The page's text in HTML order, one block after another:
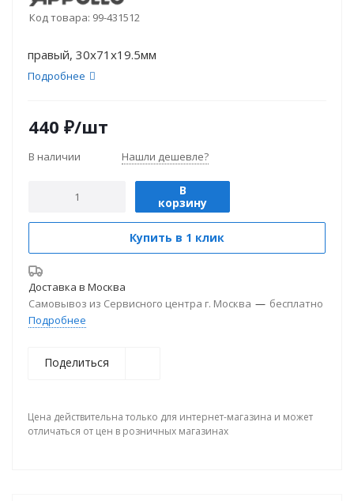
Код товара: 99-431512
правый, 30х71х19.5мм
Подробнее
440 ₽/шт
В наличии Нашли дешевле?
В
корзину
Купить в 1 клик
Доставка в Москва
Самовывоз из Сервисного центра г. Москва — бесплатно
Подробнее
Поделиться
Цена действительна только для интернет-магазина и может
отличаться от цен в розничных магазинах